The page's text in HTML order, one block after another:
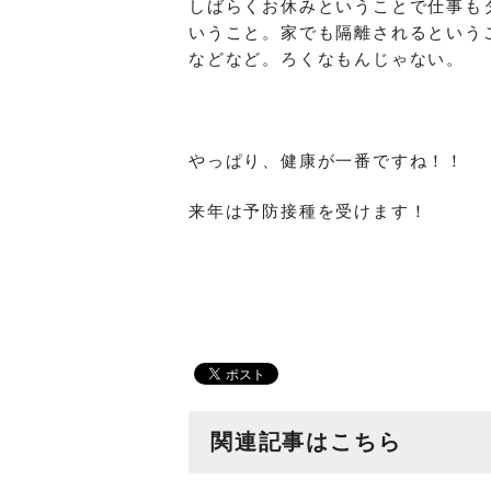
しばらくお休みということで仕事も
いうこと。家でも隔離されるという
などなど。ろくなもんじゃない。
やっぱり、健康が一番ですね！！
来年は予防接種を受けます！
関連記事はこちら